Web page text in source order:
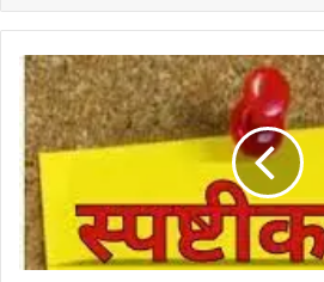
MADHUBANI:-
जमादार
को
कोर्ट
से
कारण
बताओ
नोटिस
जारी